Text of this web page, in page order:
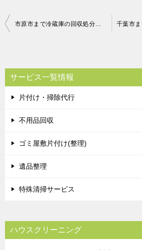
投
ビ
ゲ
ー
シ
市原市まで冷蔵庫の回収処分のお客さまの声
サービス一覧情報
片付け・掃除代行
不用品回収
ゴミ屋敷片付け(整理)
遺品整理
特殊清掃サービス
ハウスクリーニング